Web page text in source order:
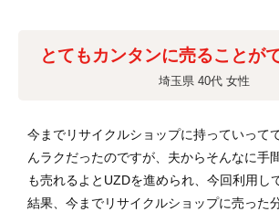
とてもカンタンに売ることが
埼玉県 40代 女性
今までリサイクルショップに持っていって
んラクだったのですが、夫からそんなに手
も売れるよとUZDを進められ、今回利用し
結果、今までリサイクルショップに売った